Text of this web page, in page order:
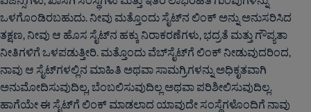
ಒಳಗೊಂಡಿರಬಹುದು. ನೀವು ಮತ್ತೊಂದು ಸೈಟ್‌ನ ಲಿಂಕ್ ಅನ್ನು ಅನುಸರಿಸಿದ
ತಕ್ಷಣ, ನೀವು ಆ ಹೊಸ ಸೈಟ್‌ನ ಹಕ್ಕು ನಿರಾಕರಣೆಗಳು, ಭದ್ರತೆ ಮತ್ತು ಗೌಪ್ಯತಾ
ನೀತಿಗಳಿಗೆ ಒಳಪಡುತ್ತೀರಿ. ಮತ್ತೊಂದು ವೆಬ್‌ಸೈಟ್‌ಗೆ ಲಿಂಕ್ ನೀಡುವುದರಿಂದ,
ನಾವು ಆ ಸೈಟ್‌ಗಳಲ್ಲಿನ ಮಾಹಿತಿ ಅಥವಾ ಸಾಮಗ್ರಿಗಳನ್ನು ಅಧಿಕೃತವಾಗಿ
ಅನುಮೋದಿಸುವುದಿಲ್ಲ, ಬೆಂಬಲಿಸುವುದಿಲ್ಲ ಅಥವಾ ಪರಿಶೀಲಿಸುವುದಿಲ್ಲ.
ಹಾಗೆಯೇ ಈ ಸೈಟ್‌ಗೆ ಲಿಂಕ್ ಮಾಡಲಾದ ಯಾವುದೇ ಸಂಸ್ಥೆಗಳೊಂದಿಗೆ ನಾವು